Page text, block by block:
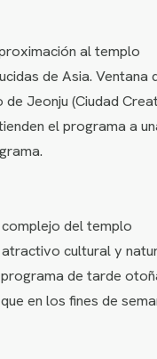
al templo
de Asia. Ventana
Jeonju (Ciudad
el programa a
del templo
cultural y
de tarde
en los fines de